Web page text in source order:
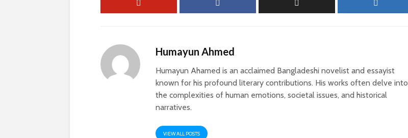
Humayun Ahmed
Humayun Ahamed is an acclaimed Bangladeshi novelist and essayist
known for his profound literary contributions. His works often delve into
the complexities of human emotions, societal issues, and historical
narratives.
VIEW ALL POSTS